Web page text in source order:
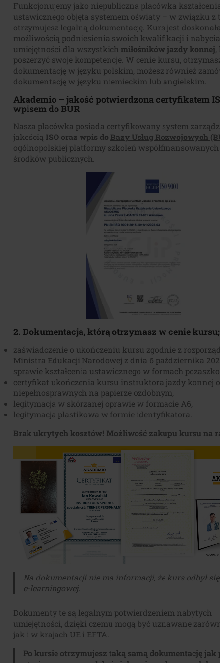
Funkcjonujemy jako niepubliczna placówka
ustawicznego objęta systemem oświaty – w związku z
otrzymujesz legalną dokumentację. Kurs jest
możliwością podniesienia swoich kwalifikacji i
umiejętności dla wszystkichmiłośników jazdy konnej,
poszerzyć swoje kompetencje. W cenie kursu,
dokumentację w języku polskim, możesz również
dokumentację w języku niemieckim lub angielskim.
Akademio – jakość potwierdzona certyfikatem
wpisem do BUR
Nasza placówka posiada certyfikowany system
jakością ISO oraz wpis do Bazy Usług Rozwojowych
ogólnopolskiej platformy szkoleń współfinansowanych
środków publicznych.
2. Dokumentacja, którą otrzymasz w cenie kursu;
zaświadczenie o ukończeniu kursu zgodnie z
Ministra Edukacji Narodowej z dnia 6 października
sprawie kształcenia ustawicznego w formach
certyfikat ukończenia kursu instruktora jazdy konnej
niepełnosprawnych na papierze ozdobnym,
legitymacja w skórzanej oprawie w formacie A6,
legitymacja plastikowa w formie identyfikatora.
Brak ukrytych kosztów! Możliwość zakupu kursu na
Na dokumentacji nie ma informacji, że kurs odbył
e-learningowej.
Dokumenty te są legalnym potwierdzeniem nabytych
umiejętności, dzięki czemu mogą być uznawane
jak i w krajach UE i EFTA.
Po kursie otrzymujesz taką samą dokumentację jak